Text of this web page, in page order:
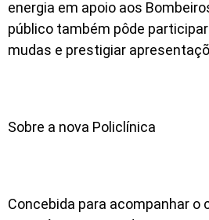
energia em apoio aos
público também pôde
mudas e prestigiar
Sobre a nova Policlínica
Concebida para acompanhar o